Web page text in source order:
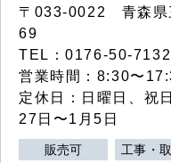
〒033-0022 青森県
69
TEL：0176-50-
営業時間：8:30〜
定休日：日曜日、祝
27日〜1月5日
販売可 工事・